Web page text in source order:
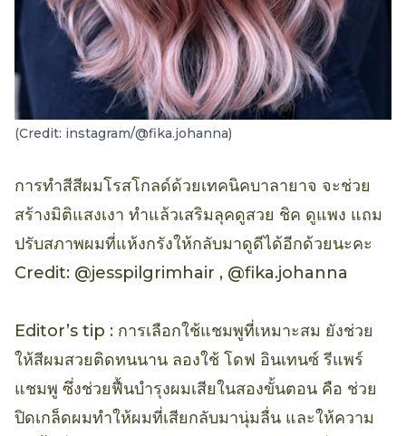
(Credit: instagram/@fika.johanna)
การทำสีสีผมโรสโกลด์ด้วยเทคนิคบาลายาจ จะช่วย
สร้างมิติแสงเงา ทำแล้วเสริมลุคดูสวย ชิค ดูแพง แถม
ปรับสภาพผมที่แห้งกรังให้กลับมาดูดีได้อีกด้วยนะคะ
Credit: @jesspilgrimhair , @fika.johanna
Editor’s tip : การเลือกใช้แชมพูที่เหมาะสม ยังช่วย
ให้สีผมสวยติดทนนาน ลองใช้ โดฟ อินเทนซ์ รีแพร์
แชมพู ซึ่งช่วยฟื้นบำรุงผมเสียในสองขั้นตอน คือ ช่วย
ปิดเกล็ดผมทำให้ผมที่เสียกลับมานุ่มลื่น และให้ความ